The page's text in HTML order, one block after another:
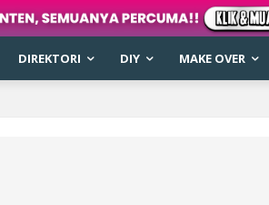
DIREKTORI DIY MAKE OVER